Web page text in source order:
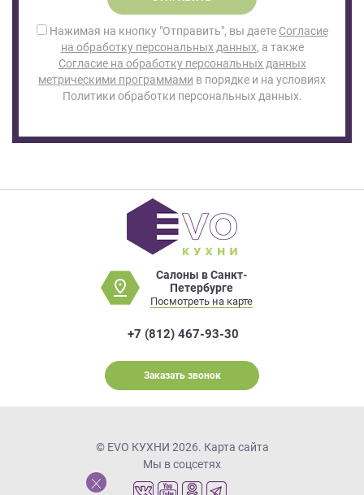
Нажимая на кнопку "Отправить", вы даете Согласие
на обработку персональных данных, а также
Согласие на обработку персональных данных
метрическими программами в порядке и на условиях
Политики обработки персональных данных.
Салоны в Санкт-
Петербурге
Посмотреть на карте
+7 (812) 467-93-30
Заказать звонок
© EVO КУХНИ 2026. Карта сайта
Мы в соцсетях